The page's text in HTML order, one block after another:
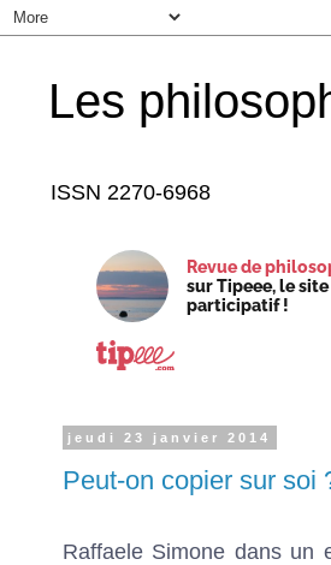
Les
ISSN 2270-6968
Revue de
sur Tipeee, le
participatif !
jeudi 23 janvier 2014
Peut-on copier sur soi
Raffaele Simone dans un